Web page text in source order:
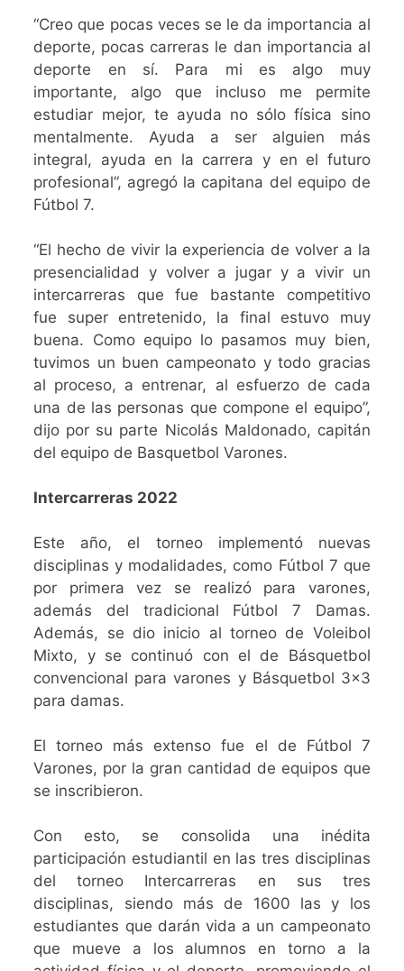
“Creo que pocas veces se le da importancia al
deporte, pocas carreras le dan importancia al
deporte en sí. Para mi es algo muy
importante, algo que incluso me permite
estudiar mejor, te ayuda no sólo física sino
mentalmente. Ayuda a ser alguien más
integral, ayuda en la carrera y en el futuro
profesional”, agregó la capitana del equipo de
Fútbol 7.
“El hecho de vivir la experiencia de volver a la
presencialidad y volver a jugar y a vivir un
intercarreras que fue bastante competitivo
fue super entretenido, la final estuvo muy
buena. Como equipo lo pasamos muy bien,
tuvimos un buen campeonato y todo gracias
al proceso, a entrenar, al esfuerzo de cada
una de las personas que compone el equipo”,
dijo por su parte Nicolás Maldonado, capitán
del equipo de Basquetbol Varones.
Intercarreras 2022
Este año, el torneo implementó nuevas
disciplinas y modalidades, como Fútbol 7 que
por primera vez se realizó para varones,
además del tradicional Fútbol 7 Damas.
Además, se dio inicio al torneo de Voleibol
Mixto, y se continuó con el de Básquetbol
convencional para varones y Básquetbol 3×3
para damas.
El torneo más extenso fue el de Fútbol 7
Varones, por la gran cantidad de equipos que
se inscribieron.
Con esto, se consolida una inédita
participación estudiantil en las tres disciplinas
del torneo Intercarreras en sus tres
disciplinas, siendo más de 1600 las y los
estudiantes que darán vida a un campeonato
que mueve a los alumnos en torno a la